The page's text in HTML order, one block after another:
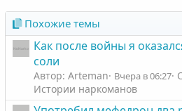
Похожие темы
Как после войны я
соли
Автор: Arteman Вчера в 06:27
Истории наркоманов